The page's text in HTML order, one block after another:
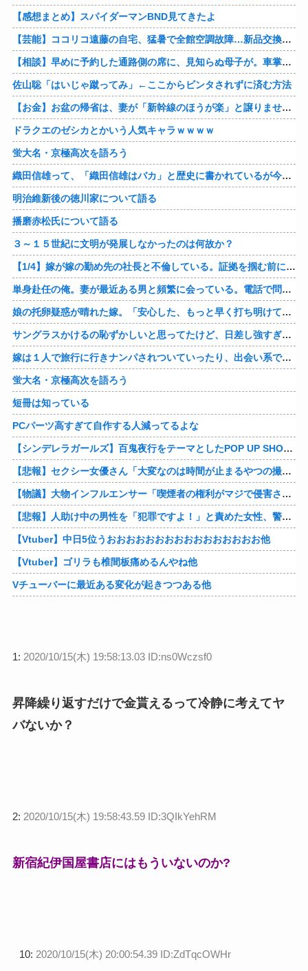
【感想まとめ】スパイダーマンBND見てきたよ
【芸能】ココリコ遠藤の自宅、猛暑で全館空調故障…新品交換費300万円…高額費用に「高すぎる」
【相談】早めに予約した通路側の席に、見知らぬ母子が。車掌の呼びかけにも「目を閉じて無視」して居座られました。無理やり奪われた席は、結局“やったもん勝ち”になってしまうのでしょうか？
佐山聡「はいじゃ蹴ってみ」←ここからビンタされずに済む方法
【お金】お盆の帰省は、妻が「新幹線のほうが楽」と譲りません。東京から大阪まで家族4人だと往復「10万円」近くかかるため、私は車で節約したいのですが、実際の費用はどれくらい違うのでしょうか？
ドラクエのゼシカとかいう人気キャラｗｗｗｗ
蛍大名・京極高次を語ろう
織田信雄って、「織田信雄はバカ」と歴史に書かれているが今まで家が残っているんでバカではないよな？
明治維新後の徳川家について語る
播磨赤松氏について語る
３～１５世紀に文明が発展しなかったのは何故か？
【1/4】嫁が嫁の勤め先の社長と不倫している。証拠を掴む前に嫁から離婚を切り出されたので、ハッタリかまして証拠を握っているフリしたら、向こうから示談話を振ってきたｗ
単身赴任の俺。妻が最近ある男と頻繁に会っている。電話で問い詰めた。「好きなのはアナタ、でも会えないのがツライ、寂しいから・・・」妻は、その男と不倫関係に発展した様だ…
娘の托卵疑惑が晴れた嫁。「安心した、もっと早く打ち明けて鑑定しておけばよかった」と。そして「今度こそ家族三人で幸せになりたい」と言い出した！！ごめんこうむるわｗｗ
サングラスかけるの恥ずかしいと思ってたけど、日差し強すぎてサングラスかけ始めたわ
嫁は１人で旅行に行きナンパされついていったり、出会い系で知り合った男と会ったりした。しかも酔っていて避妊もしてなかった。そしてやはり自分には夫しかいないと思ったんだとｗ
蛍大名・京極高次を語ろう
短冊は知っている
PCパーツ高すぎて自作する人減ってるよな
【シンデレラガールズ】百鬼夜行をテーマとしたPOP UP SHOPが東京・大阪にて開催
【悲報】セクシー女優さん「大変なのは時間が止まるやつの撮影」←ばらしてしまうｗ
【物議】大物インフルエンサー「喫煙者の権利がマジで侵害されてる。いくら税金払ってるんだ」他
【悲報】人助け中の男性を「犯罪ですよ！」と責めた女性、警察が来た瞬間逃げる他
【Vtuber】中日5位うおおおおおおおおおおおおおおおお他
【Vtuber】ゴリラも椎間板痛めるんやね他
Vチューバーに最近ある変化が起きつつある他
1: 2020/10/15(木) 19:58:13.03 ID:ns0Wczsf0
昇降繰り返すだけで金貰えるって冷静に考えてヤ
バないか？
2: 2020/10/15(木) 19:58:43.59 ID:3QIkYehRM
新宿紀伊国屋書店にはもういないのか?
10: 2020/10/15(木) 20:00:54.39 ID:ZdTqcOWHr